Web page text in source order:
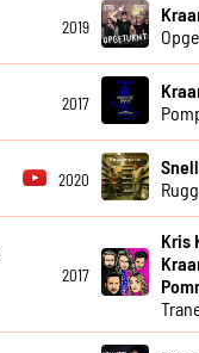
2019
2017
2020
2017
Kris